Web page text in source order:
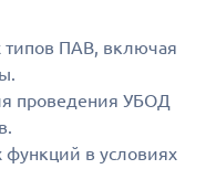
типов ПАВ, включая
проведения УБОД
в условиях